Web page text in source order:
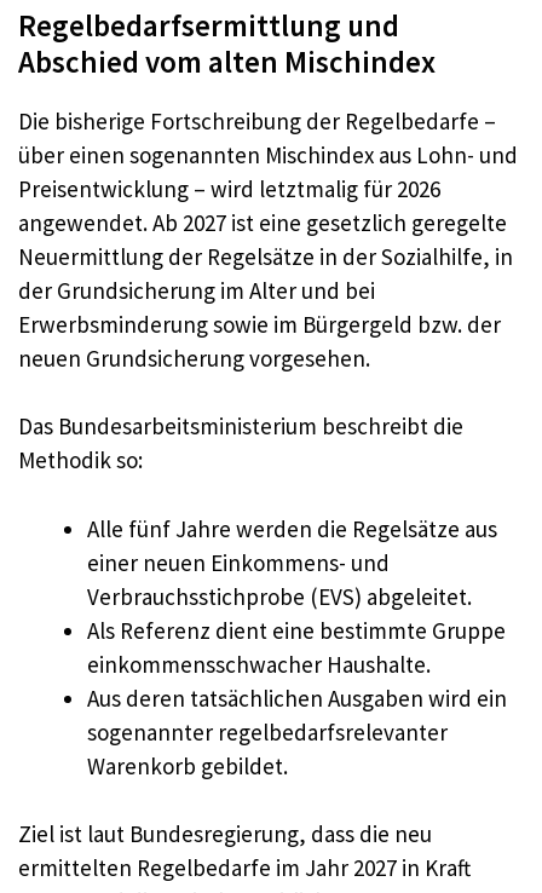
Regelbedarfsermittlung und
Abschied vom alten Mischindex
Die bisherige Fortschreibung der Regelbedarfe –
über einen sogenannten Mischindex aus Lohn- und
Preisentwicklung – wird letztmalig für 2026
angewendet. Ab 2027 ist eine gesetzlich geregelte
Neuermittlung der Regelsätze in der Sozialhilfe, in
der Grundsicherung im Alter und bei
Erwerbsminderung sowie im Bürgergeld bzw. der
neuen Grundsicherung vorgesehen.
Das Bundesarbeitsministerium beschreibt die
Methodik so:
Alle fünf Jahre werden die Regelsätze aus
einer neuen Einkommens- und
Verbrauchsstichprobe (EVS) abgeleitet.
Als Referenz dient eine bestimmte Gruppe
einkommensschwacher Haushalte.
Aus deren tatsächlichen Ausgaben wird ein
sogenannter regelbedarfsrelevanter
Warenkorb gebildet.
Ziel ist laut Bundesregierung, dass die neu
ermittelten Regelbedarfe im Jahr 2027 in Kraft